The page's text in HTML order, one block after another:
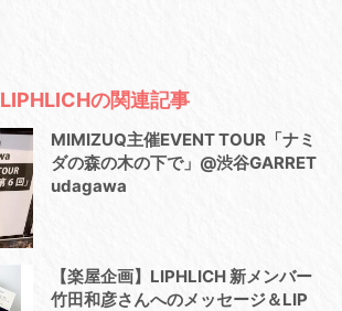
LIPHLICHの関連記事
MIMIZUQ主催EVENT TOUR「ナミ
ダの森の木の下で」@渋谷GARRET
udagawa
【楽屋企画】LIPHLICH 新メンバー
竹田和彦さんへのメッセージ＆LIP